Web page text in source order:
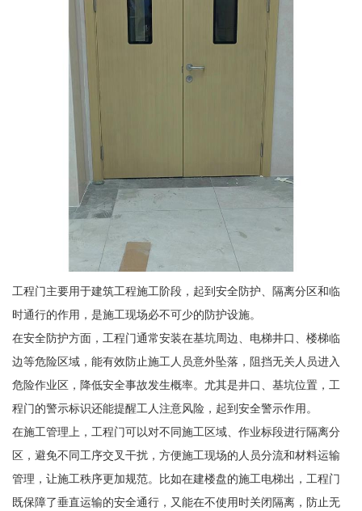
工程门主要用于建筑工程施工阶段，起到安全防护、隔离分区和临
时通行的作用，是施工现场必不可少的防护设施。
在安全防护方面，工程门通常安装在基坑周边、电梯井口、楼梯临
边等危险区域，能有效防止施工人员意外坠落，阻挡无关人员进入
危险作业区，降低安全事故发生概率。尤其是井口、基坑位置，工
程门的警示标识还能提醒工人注意风险，起到安全警示作用。
在施工管理上，工程门可以对不同施工区域、作业标段进行隔离分
区，避免不同工序交叉干扰，方便施工现场的人员分流和材料运输
管理，让施工秩序更加规范。比如在建楼盘的施工电梯出，工程门
既保障了垂直运输的安全通行，又能在不使用时关闭隔离，防止无